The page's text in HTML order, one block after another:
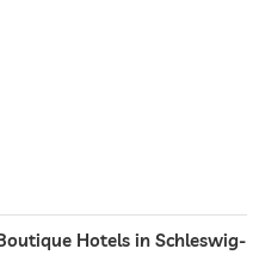
Hotels in Schleswig-